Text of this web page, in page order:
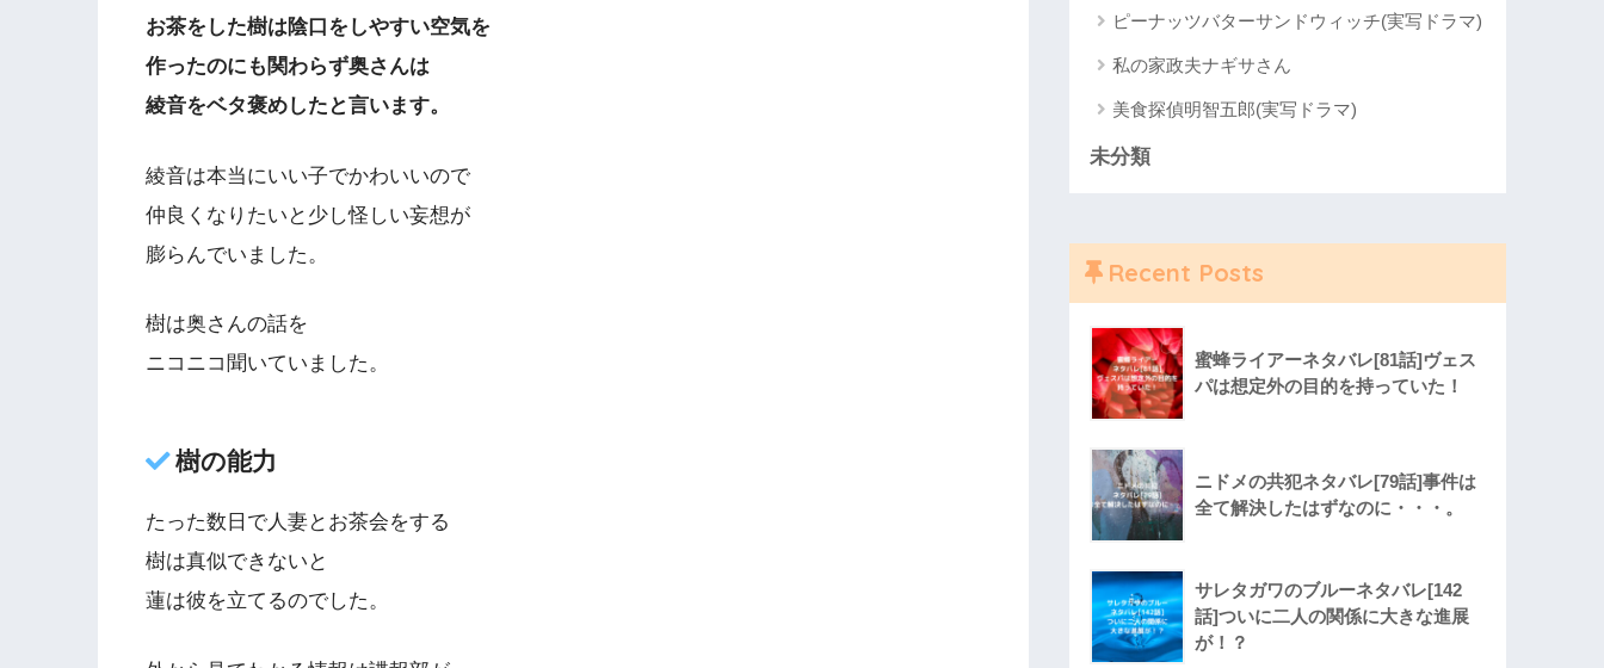
お茶をした樹は陰口をしやすい空気を
作ったのにも関わらず奥さんは
綾音をベタ褒めしたと言います。
綾音は本当にいい子でかわいいので
仲良くなりたいと少し怪しい妄想が
膨らんでいました。
樹は奥さんの話を
ニコニコ聞いていました。
樹の能力
たった数日で人妻とお茶会をする
樹は真似できないと
蓮は彼を立てるのでした。
ピーナッツバターサンドウィッチ(実写ドラマ)
私の家政夫ナギサさん
美食探偵明智五郎(実写ドラマ)
未分類
Recent Posts
蜜蜂ライアーネタバレ[81話]ヴェス
パは想定外の目的を持っていた！
ニドメの共犯ネタバレ[79話]事件は
全て解決したはずなのに・・・。
サレタガワのブルーネタバレ[142
話]ついに二人の関係に大きな進展
が！？